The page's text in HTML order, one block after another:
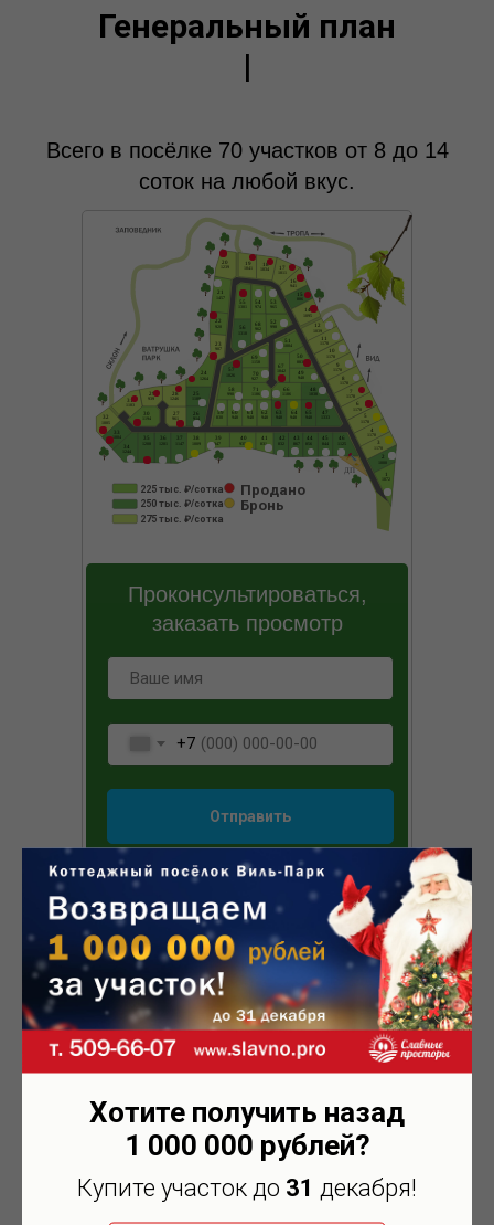
Хотите получить назад
1 000 000 рублей?
Купите участок до 31 декабря!
Генеральный план
|
Всего в посёлке 70 участков от 8 до 14
соток на любой вкус.
+7
Отправить
Проконсультироваться,
заказать просмотр
После получения запроса с
Вами свяжется менеджер и
ответит на все вопросы.
Продано
Бронь
225 тыс. ₽/сотка
250 тыс. ₽/сотка
275 тыс. ₽/сотка